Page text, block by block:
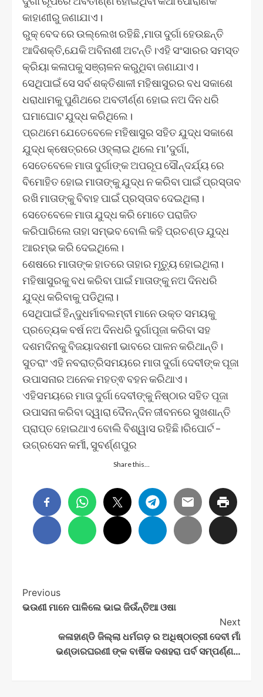
କାହାଣୀରୁ ଜଣାଯାଏ।
ରୁକ୍ ବେଦ ରେ ଉଲ୍ଲେଖ ରହିଛି ,ମାତା ଦୁର୍ଗା ହେଉଛନ୍ତି
ଆଦିଶକ୍ତି,ଯେକି ଅବିନାଶୀ ଅଟନ୍ତି।ଏହି ସଂସାରର ସମସ୍ତ
କ୍ରିୟା କଳାପକୁ ସଞ୍ଚାଳନ କରୁଥିବା ଜଣାଯାଏ।
ସେଥିପାଇଁ ସେ ସର୍ବ ଶକ୍ତିଶାଳୀ ମହିଷାସୁରର ବଧ ସକାଶେ
ଧରାଧାମକୁ ପୁଣିଥରେ ଅବତୀର୍ଣ୍ଣ ହୋଇ ନଅ ଦିନ ଧରି
ଘମାଘୋଟ ଯୁଦ୍ଧ କରିଥିଲେ।
ପ୍ରଥମେ ଯେତେବେଳେ ମହିଷାସୁର ସହିତ ଯୁଦ୍ଧ ସକାଶେ
ଯୁଦ୍ଧ କ୍ଷେତ୍ରରେ ଓହ୍ଲାଇ ଥିଲେ ମା’ଦୁର୍ଗା,
ସେତେବେଳେ ମାତା ଦୁର୍ଗାଙ୍କ ଅପରୂପ ସୌନ୍ଦର୍ଯ୍ୟ ରେ
ବିମୋହିତ ହୋଇ ମାତାଙ୍କୁ ଯୁଦ୍ଧ ନ କରିବା ପାଇଁ ପ୍ରସ୍ତାବ
ରଖି ମାତାଙ୍କୁ ବିବାହ ପାଇଁ ପ୍ରସ୍ତାବ ଦେଇଥିଲା।
ସେତେବେଳେ ମାତା ଯୁଦ୍ଧ କରି ମୋତେ ପରାଜିତ
କରିପାରିଲେ ତାହା ସମ୍ଭବ ବୋଲି କହି ପ୍ରଚଣ୍ଡ ଯୁଦ୍ଧ
ଆରମ୍ଭ କରି ଦେଇଥିଲେ।
ଶେଷରେ ମାତାଙ୍କ ହାତରେ ତାହାର ମୃତ୍ୟୁ ହୋଇଥିଲା।
ମହିଷାସୁରକୁ ବଧ କରିବା ପାଇଁ ମାତାଙ୍କୁ ନଅ ଦିନଧରି
ଯୁଦ୍ଧ କରିବାକୁ ପଡିଥିଲା।
ସେଥିପାଇଁ ହିନ୍ଦୁଧର୍ମାବଲମ୍ବୀ ମାନେ ଉକ୍ତ ସମୟକୁ
ପ୍ରତ୍ୟେକ ବର୍ଷ ନଅ ଦିନଧରି ଦୁର୍ଗାପୂଜା କରିବା ସହ
ଦଶମଦିନକୁ ବିଜୟାଦଶମୀ ଭାବରେ ପାଳନ କରିଥାନ୍ତି।
ସୁତରାଂ ଏହି ନବରାତ୍ରିସମୟରେ ମାତା ଦୁର୍ଗା ଦେବୀଙ୍କ ପୂଜା
ଉପାସନାର ଅନେକ ମହତ୍ଵ ବହନ କରିଥାଏ।
ଏହିସମୟରେ ମାତା ଦୁର୍ଗା ଦେବୀଙ୍କୁ ନିଷ୍ଠାର ସହିତ ପୂଜା
ଉପାସନା କରିବା ଦ୍ୱାରା ଦୈନନ୍ଦିନ ଜୀବନରେ ସୁଖଶାନ୍ତି
ପ୍ରାପ୍ତ ହୋଇଥାଏ ବୋଲି ବିଶ୍ୱାସ ରହିଛି।ରିପୋର୍ଟ –
ଉଗ୍ରସେନ କର୍ମୀ, ସୁବର୍ଣ୍ଣପୁର
Share this…
Post
Navigation
Previous
ଭଉଣୀ ମାନେ ପାଳିଲେ ଭାଇ ଜିଉଁନ୍ତିଆ ଓଷା
Next
କଳାହାଣ୍ଡି ଜିଲ୍ଲା ଧର୍ମଗଡ଼ ର ଅଧିଷ୍ଠାତ୍ରୀ ଦେବୀ ମାଁ
ଭଣ୍ଡାରଘରଣୀ ଙ୍କ ବାର୍ଷିକ ଦଶହରା ପର୍ବ ସମ୍ପର୍ଣ୍ଣ…